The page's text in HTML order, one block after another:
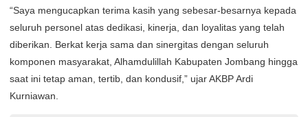
“Saya mengucapkan terima kasih yang sebesar-besarnya kepada
seluruh personel atas dedikasi, kinerja, dan loyalitas yang telah
diberikan. Berkat kerja sama dan sinergitas dengan seluruh
komponen masyarakat, Alhamdulillah Kabupaten Jombang hingga
saat ini tetap aman, tertib, dan kondusif,” ujar AKBP Ardi
Kurniawan.